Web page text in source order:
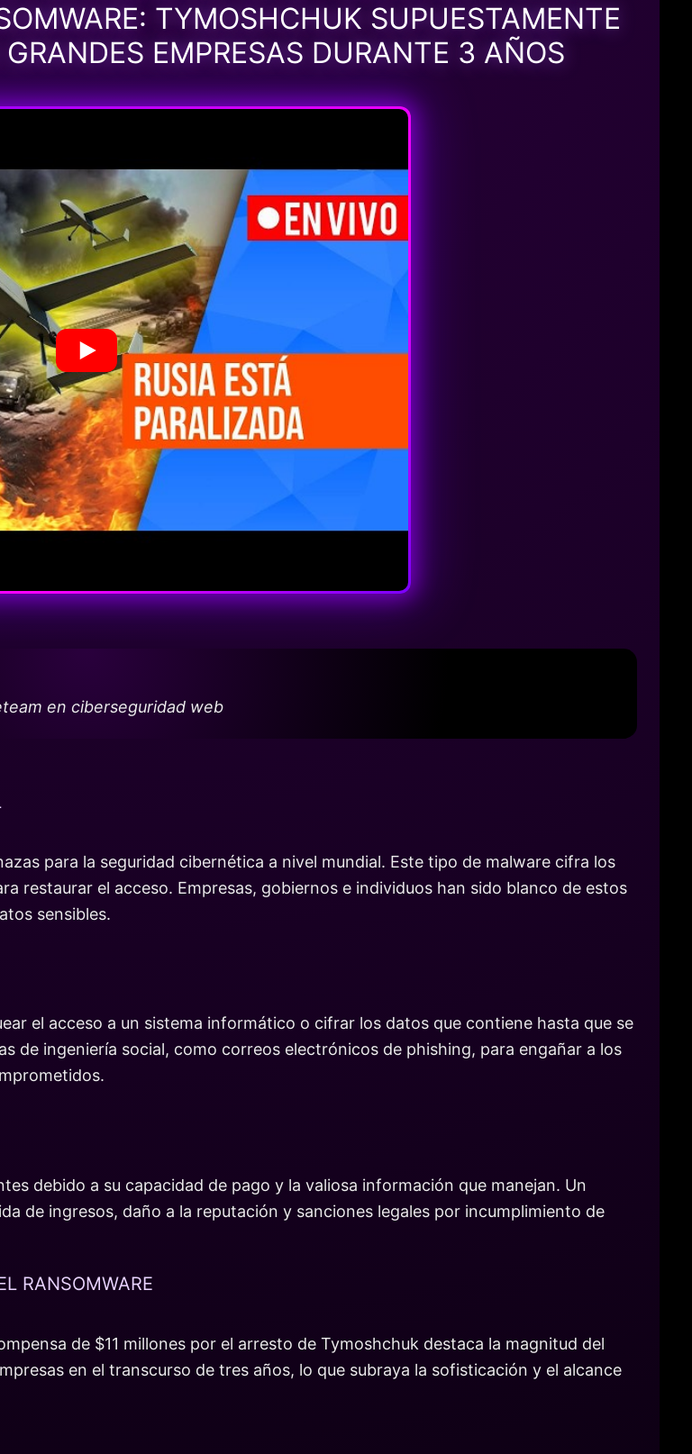
TYMOSHCHUK SUPUESTAMENTE
EMPRESAS DURANTE 3 AÑOS
en ciberseguridad web
para la seguridad cibernética a nivel mundial. Este tipo de malware cifra los
restaurar el acceso. Empresas, gobiernos e individuos han sido blanco de estos
sensibles.
el acceso a un sistema informático o cifrar los datos que contiene hasta que se
de ingeniería social, como correos electrónicos de phishing, para engañar a los
debido a su capacidad de pago y la valiosa información que manejan. Un
de ingresos, daño a la reputación y sanciones legales por incumplimiento de
RANSOMWARE
de $11 millones por el arresto de Tymoshchuk destaca la magnitud del
en el transcurso de tres años, lo que subraya la sofisticación y el alcance